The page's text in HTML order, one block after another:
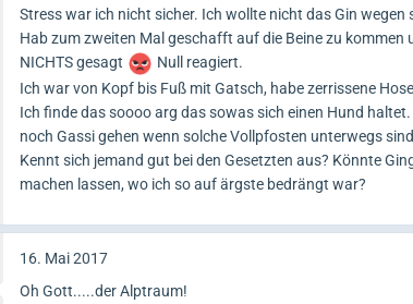
Stress war ich nicht sicher. Ich wollte nicht das Gin
Hab zum zweiten Mal geschafft auf die Beine zu
NICHTS gesagt
Null reagiert.
Ich war von Kopf bis Fuß mit Gatsch, habe zerrissene
Ich finde das soooo arg das sowas sich einen Hund
noch Gassi gehen wenn solche Vollpfosten unterwegs
Kennt sich jemand gut bei den Gesetzten aus? Könnte
machen lassen, wo ich so auf ärgste bedrängt war?
16. Mai 2017
Oh Gott.....der Alptraum!